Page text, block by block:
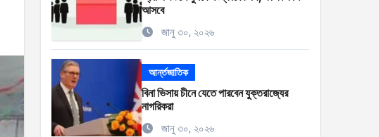
আসবে
জানু ৩০, ২০২৬
আর্ন্তজাতিক
বিনা ভিসায় চীনে যেতে পারবেন যুক্তরাজ্যের
নাগরিকরা
জানু ৩০, ২০২৬